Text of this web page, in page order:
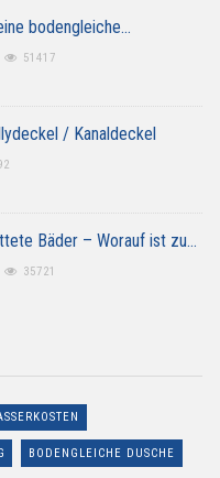
bodengleiche…
51417
/ Kanaldeckel
Bäder – Worauf ist zu…
35721
BODENGLEICHE DUSCHE